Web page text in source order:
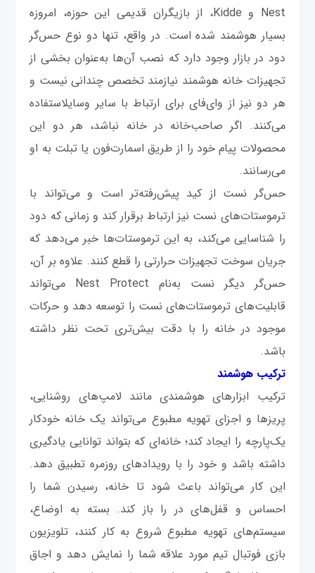
Nest و Kidde، از بازیگران قدیمی این حوزه، امروزه
بسیار هوشمند شده است. در واقع، تنها دو نوع حس‌گر
دود در بازار وجود دارد که نصب آن‌ها به‌عنوان بخشی از
تجهیزات خانه هوشمند نیازمند تخصص چندانی نیست و
هر دو نیز از وای‌فای برای ارتباط با سایر وسایلاستفاده
می‌کنند. اگر صاحب‌خانه در خانه نباشد، هر دو این
محصولات پیام خود را از طریق اسمارت‌فون یا تبلت به او
می‌رسانند.
حس‌گر نست از کید پیش‌رفته‌تر است و می‌تواند با
ترموستات‌های نست نیز ارتباط برقرار کند و زمانی که دود
را شناسایی می‌کند، به این ترموستات‌ها خبر می‌دهد که
جریان سوخت تجهیزات حرارتی را قطع کنند. علاوه بر آن،
حس‌گر دیگر نست به‌نام Nest Protect می‌تواند
قابلیت‌های ترموستات‌های نست را توسعه دهد و حرکات
موجود در خانه را با دقت بیش‌تری تحت نظر داشته
باشد.
ترکیب هوشمند
ترکیب ابزارهای هوشمندی مانند لامپ‌های روشنایی،
پریزها و اجزای تهویه مطبوع می‌تواند یک خانه خودکار
یک‌پارچه را ایجاد کند؛ خانه‌ای که بتواند توانایی یادگیری
داشته باشد و خود را با رویدادهای روزمره تطبیق دهد.
این کار می‌تواند باعث شود تا خانه، رسیدن شما را
احساس و قفل‌های در را باز کند. بسته به اوضاع،
سیستم‌های تهویه مطبوع شروع به کار کنند، تلویزیون
بازی فوتبال تیم مورد علاقه شما را نمایش دهد و اجاق